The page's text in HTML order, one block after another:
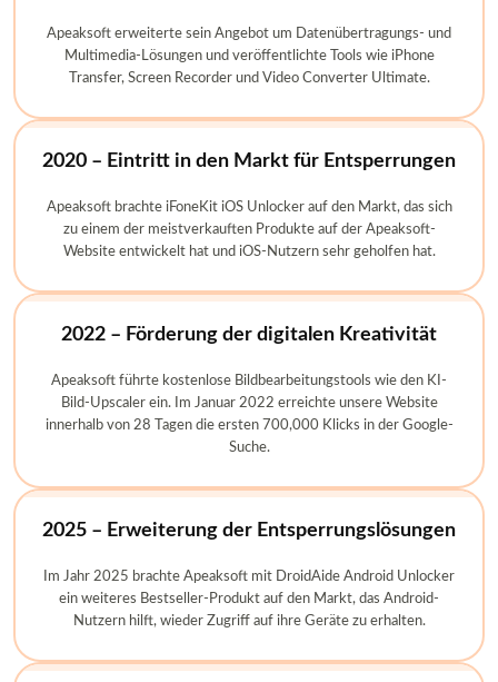
Apeaksoft erweiterte sein Angebot um Datenübertragungs- und
Multimedia-Lösungen und veröffentlichte Tools wie iPhone
Transfer, Screen Recorder und Video Converter Ultimate.
2020 – Eintritt in den Markt für Entsperrungen
Apeaksoft brachte iFoneKit iOS Unlocker auf den Markt, das sich
zu einem der meistverkauften Produkte auf der Apeaksoft-
Website entwickelt hat und iOS-Nutzern sehr geholfen hat.
2022 – Förderung der digitalen Kreativität
Apeaksoft führte kostenlose Bildbearbeitungstools wie den KI-
Bild-Upscaler ein. Im Januar 2022 erreichte unsere Website
innerhalb von 28 Tagen die ersten 700,000 Klicks in der Google-
Suche.
2025 – Erweiterung der Entsperrungslösungen
Im Jahr 2025 brachte Apeaksoft mit DroidAide Android Unlocker
ein weiteres Bestseller-Produkt auf den Markt, das Android-
Nutzern hilft, wieder Zugriff auf ihre Geräte zu erhalten.